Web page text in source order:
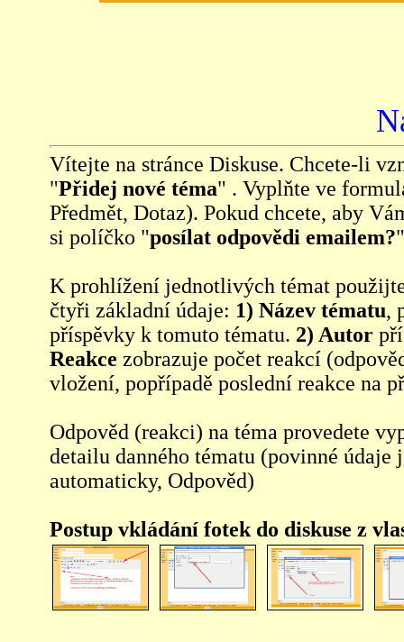
Vítejte na stránce Diskuse. Chcete-li
"Přidej nové téma" . Vyplňte ve
Předmět, Dotaz). Pokud chcete, aby
si políčko "posílat odpovědi emailem?
K prohlížení jednotlivých témat
čtyři základní údaje: 1) Název tématu,
příspěvky k tomuto tématu. 2) Autor
Reakce zobrazuje počet reakcí
vložení, popřípadě poslední reakce na
Odpověd (reakci) na téma provedete
detailu danného tématu (povinné údaje
automaticky, Odpověd)
Postup vkládání fotek do diskuse z